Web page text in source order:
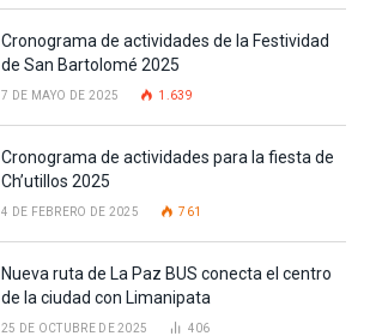
Cronograma de actividades de la Festividad
de San Bartolomé 2025
7 DE MAYO DE 2025 1.639
Cronograma de actividades para la fiesta de
Ch’utillos 2025
4 DE FEBRERO DE 2025 761
Nueva ruta de La Paz BUS conecta el centro
de la ciudad con Limanipata
25 DE OCTUBRE DE 2025 406